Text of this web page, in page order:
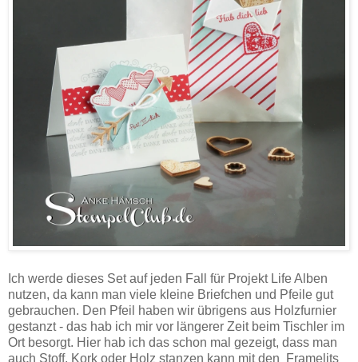
Ich werde dieses Set auf jeden Fall für Projekt Life Alben
nutzen, da kann man viele kleine Briefchen und Pfeile gut
gebrauchen. Den Pfeil haben wir übrigens aus Holzfurnier
gestanzt - das hab ich mir vor längerer Zeit beim Tischler im
Ort besorgt. Hier hab ich das schon mal gezeigt, dass man
auch Stoff, Kork oder Holz stanzen kann mit den Framelits